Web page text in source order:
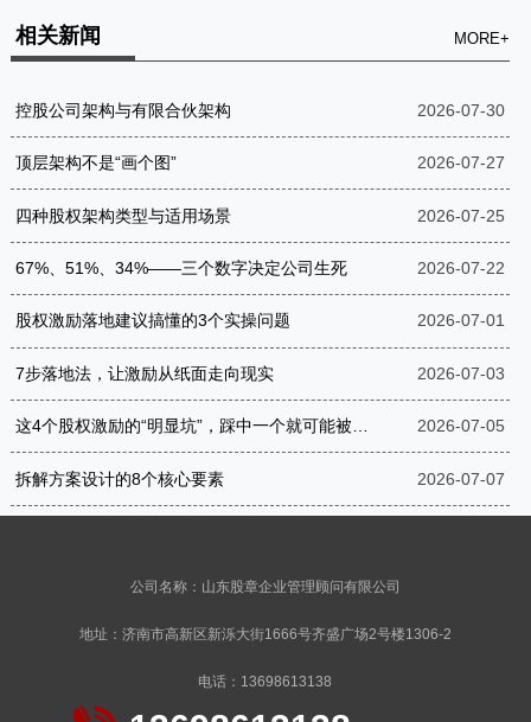
相关新闻 MORE+
控股公司架构与有限合伙架构 2026-07-30
顶层架构不是“画个图” 2026-07-27
四种股权架构类型与适用场景 2026-07-25
67%、51%、34%——三个数字决定公司生死 2026-07-22
股权激励落地建议搞懂的3个实操问题 2026-07-01
7步落地法，让激励从纸面走向现实 2026-07-03
2026-07-05
拆解方案设计的8个核心要素 2026-07-07
公司名称：山东股章企业管理顾问有限公司
地址：济南市高新区新泺大街1666号齐盛广场2号楼1306-2
电话：13698613138